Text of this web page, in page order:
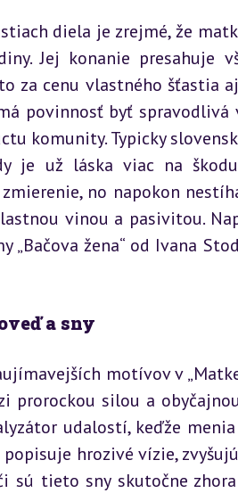
diela je zrejmé, že
Jej konanie presahuje
za cenu vlastného šťastia
povinnosť byť
komunity. Typicky
je už láska viac na
no napokon
vinou a pasivitou.
„Bačova žena“ od Ivana
a sny
motívov v
prorockou silou a
udalostí, keďže
hrozivé vízie,
sú tieto sny skutočne